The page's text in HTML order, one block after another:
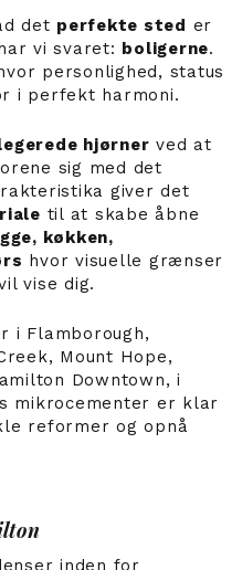
det perfekte sted er
vi svaret: boligerne.
personlighed, status
i perfekt harmoni.
hjørner ved at
sig med det
giver det
til at skabe åbne
køkken,
hvor visuelle grænser
vise dig.
i Flamborough,
Mount Hope,
Downtown, i
mikrocementer er klar
reformer og opnå
inden for